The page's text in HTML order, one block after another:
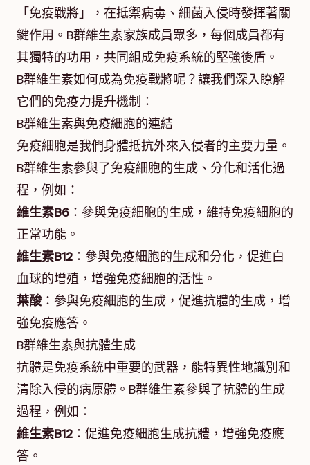
「免疫戰將」，在抵禦病毒、細菌入侵時發揮著關
鍵作用。B群維生素家族成員眾多，每個成員都有
其獨特的功用，共同組成免疫系統的堅強後盾。
B群維生素如何成為免疫戰將呢？讓我們深入瞭解
它們的免疫力提升機制：
B群維生素與免疫細胞的連結
免疫細胞是我們身體抵抗外來入侵者的主要力量。
B群維生素參與了免疫細胞的生成、分化和活化過
程，例如：
維生素B6 ：參與免疫細胞的生成，維持免疫細胞的
正常功能。
維生素B12 ：參與免疫細胞的生成和分化，促進白
血球的增殖，增強免疫細胞的活性。
葉酸：參與免疫細胞的生成，促進抗體的生成，增
強免疫應答。
B群維生素與抗體生成
抗體是免疫系統中重要的武器，能特異性地識別和
清除入侵的病原體。B群維生素參與了抗體的生成
過程，例如：
維生素B12 ：促進免疫細胞生成抗體，增強免疫應
答。